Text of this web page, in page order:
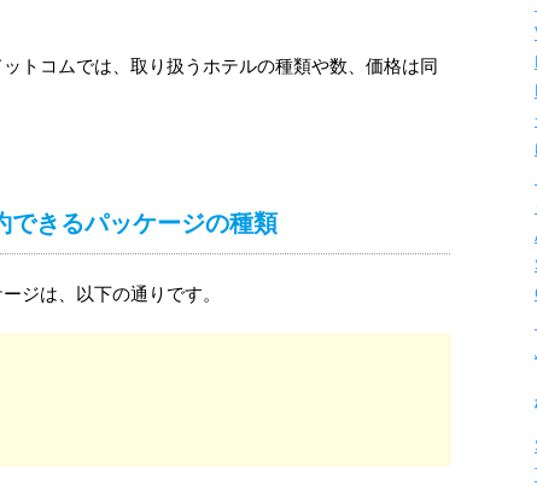
トコムでは、取り扱うホテルの種類や数、価格は同
できるパッケージの種類
ジは、以下の通りです。